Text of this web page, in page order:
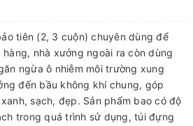
tiên (2, 3 cuộn) chuyên dùng để
nhà xưởng ngoài ra còn dùng
ngừa ô nhiễm môi trường xung
đến bầu không khí chung, góp
sạch, đẹp. Sản phẩm bao có độ
trong quá trình sử dụng, túi đựng